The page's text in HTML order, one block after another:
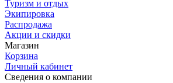
Туризм и отдых
Экипировка
Распродажа
Акции и скидки
Магазин
Корзина
Личный кабинет
Сведения о компании